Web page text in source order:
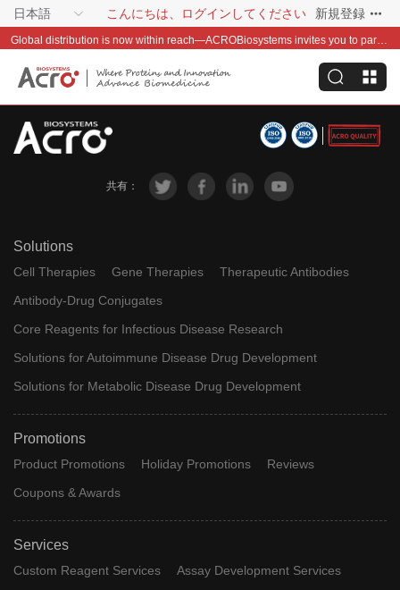
日本語 こんにちは、ログインしてください 新規登録
Global distribution is now within reach—ACROBiosystems invites you to partner with us~
共有：
Solutions
Cell Therapies Gene Therapies
Therapeutic Antibodies
Antibody-Drug Conjugates
Core Reagents for Infectious Disease Research
Solutions for Autoimmune Disease Drug Development
Solutions for Metabolic Disease Drug Development
Promotions
Product Promotions Holiday Promotions
Reviews
Coupons & Awards
Services
Custom Reagent Services
Assay Development Services